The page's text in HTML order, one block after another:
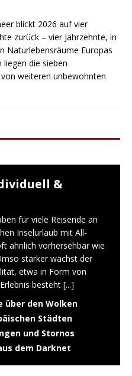
blickt 2026 auf vier
zurück – vier Jahrzehnte, in
Naturlebensräume Europas
die sieben
weiteren unbewohnten
&
für viele Reisende an
Inselurlaub mit All-
ähnlich vorhersehbar wie
stärker wächst der
etwa in Form von
besteht [...]
über den Wolken
Städten
und Stornos
dem Darknet